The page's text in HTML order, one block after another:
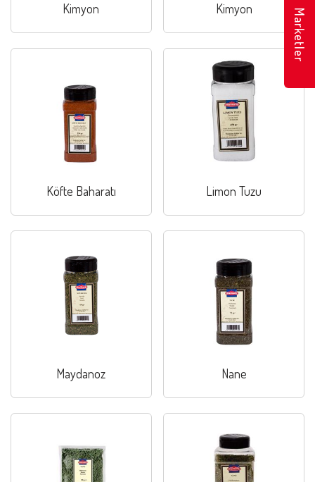
Kimyon Kimyon
Köfte Baharatı Limon Tuzu
Maydanoz Nane
Marketler